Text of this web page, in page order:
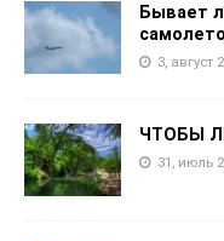
Бывает
3, август
ЧТОБЫ
31, июль